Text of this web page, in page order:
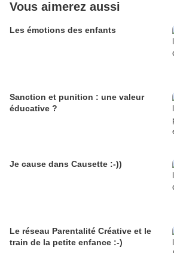
Vous aimerez aussi
Les émotions des enfants
Sanction et punition : une valeur
éducative ?
Je cause dans Causette :-))
Le réseau Parentalité Créative et le
train de la petite enfance :-)